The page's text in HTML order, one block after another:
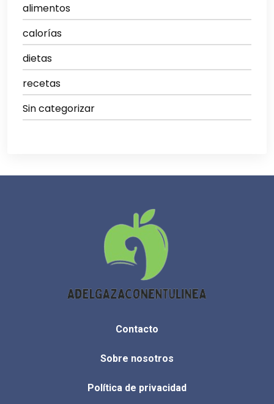
alimentos
calorías
dietas
recetas
Sin categorizar
Contacto
Sobre nosotros
Política de privacidad